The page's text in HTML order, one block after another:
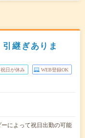
継ぎありま
日が休み WEB登録OK
によって祝日出勤の可能